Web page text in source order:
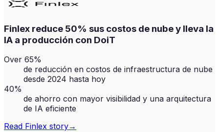
Finlex reduce 50% sus costos de nube y lleva la
IA a producción con DoiT
Over 65%
de reducción en costos de infraestructura de nube
desde 2024 hasta hoy
40%
de ahorro con mayor visibilidad y una arquitectura
de IA eficiente
Read Finlex story→